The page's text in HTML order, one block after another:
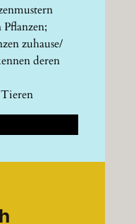
zuhause/
deren